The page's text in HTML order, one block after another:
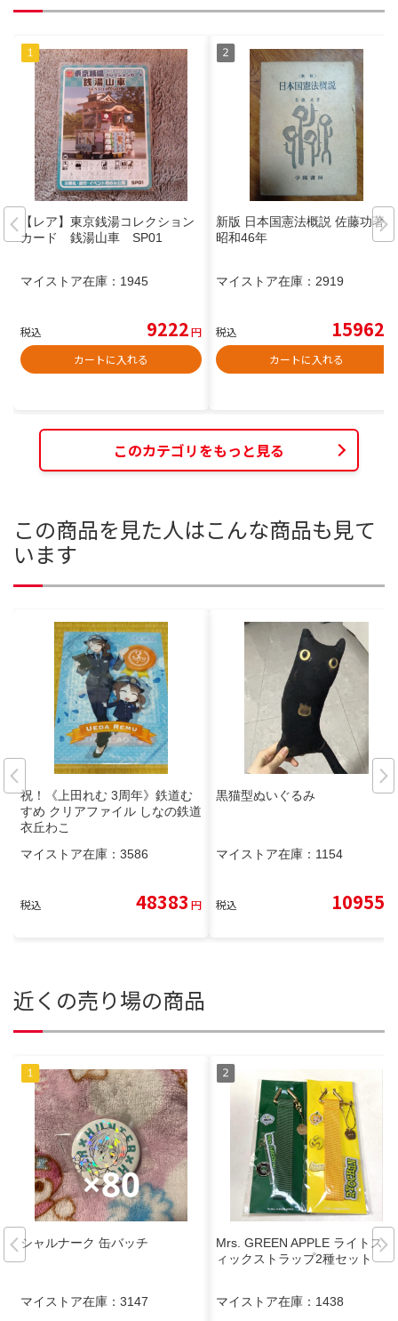
【レア】東京銭湯コレクション
カード 銭湯山車 SP01
マイストア在庫： 1945
税込 9222円
カートに入れる
新版 日本国憲法概説 佐藤功著
昭和46年
マイストア在庫： 2919
税込 15962
カートに入れる
このカテゴリをもっと見る
この商品を見た人はこんな商品も見て
います
祝！《上田れむ 3周年》鉄道む
すめ クリアファイル しなの鉄道
衣丘わこ
マイストア在庫： 3586
税込 48383 円
黒猫型ぬいぐるみ
マイストア在庫： 1154
税込 10955
近くの売り場の商品
シャルナーク 缶バッチ
マイストア在庫： 3147
Mrs. GREEN APPLE ライトステ
ィックストラップ2種セット
マイストア在庫： 1438